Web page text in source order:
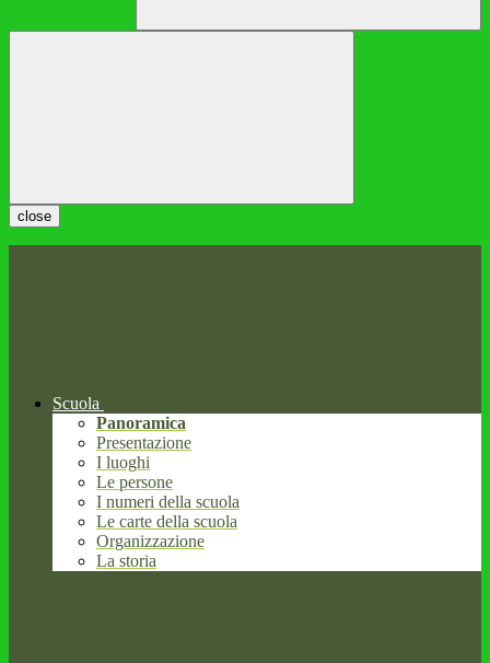
close
Scuola
Panoramica
Presentazione
I luoghi
Le persone
I numeri della scuola
Le carte della scuola
Organizzazione
La storia